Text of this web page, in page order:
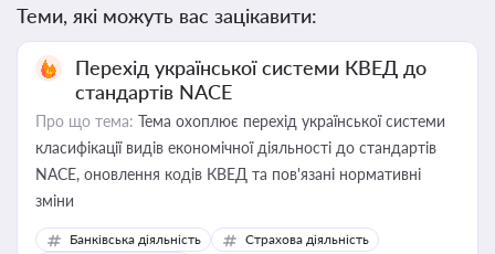
Теми, які можуть вас зацікавити:
Перехід української системи КВЕД до
стандартів NACE
Про що тема: Тема охоплює перехід української системи
класифікації видів економічної діяльності до стандартів
NACE, оновлення кодів КВЕД та пов'язані нормативні
зміни
Банківська діяльність
Страхова діяльність